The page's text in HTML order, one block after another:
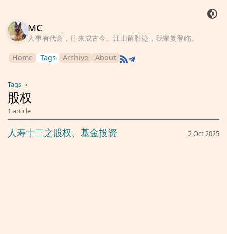
MC
人事有代谢，往来成古今。江山留胜迹，我辈复登临。
Home Tags Archive About
Tags ›
股权
1 article
人寿十二之股权、基金投资 2 Oct 2025